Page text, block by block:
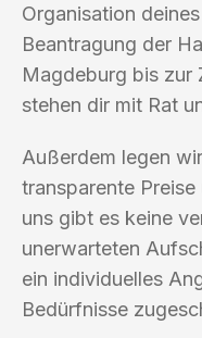
Organisation
Beantragung der
Magdeburg bis zur
stehen dir mit Rat
Außerdem legen
transparente
uns gibt es keine
unerwarteten
ein individuelles
Bedürfnisse